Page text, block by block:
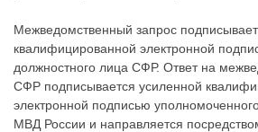
Межведомственный запрос
квалифицированной электронной
должностного лица СФР. Ответ на
СФР подписывается усиленной
электронной подписью
МВД России и направляется